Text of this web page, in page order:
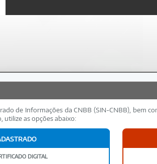
de Informações da CNBB (SIN-CNBB), bem
utilize as opções abaixo:
DIGITAL